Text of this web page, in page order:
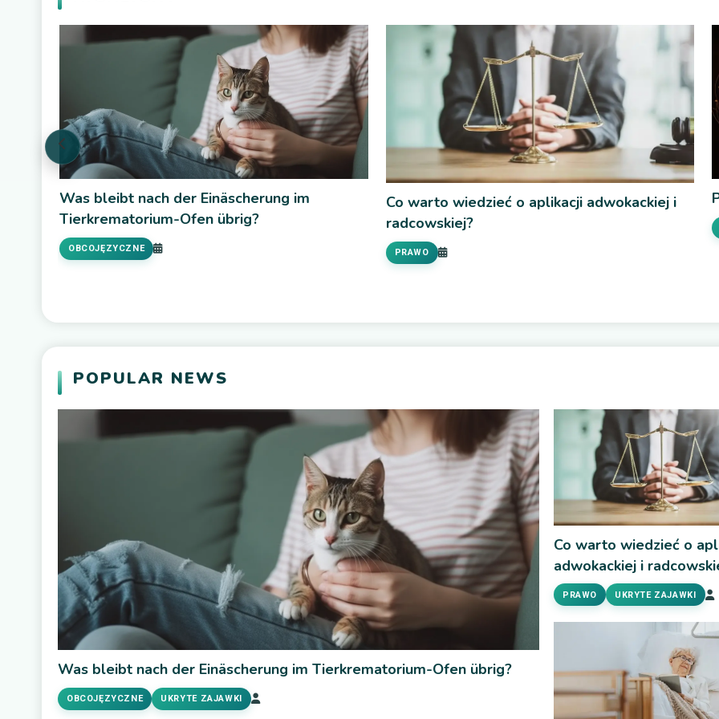
Co warto wiedzieć o aplikacji adwokackiej i
radcowskiej?
PRAWO
Pozycjonowanie w Google Radom
MARKETING
POPULAR NEWS
Was bleibt nach der Einäscherung im Tierkrematorium-Ofen übrig?
OBCOJĘZYCZNE UKRYTE ZAJAWKI
Co warto wiedzieć o
adwokackiej i
PRAWO UKRYTE ZAJAWKI